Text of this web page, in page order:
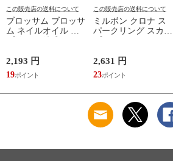
この販売店の送料について
ブロッサム ブロッサ
ム ネイルオイル ス
2,193 円
19
この販売店の送料について
ミルボン クロナ ス
パークリング スカル
2,631 円
23